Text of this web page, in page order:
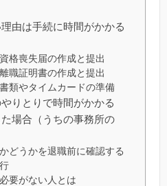
由は手続に時間がかかる
格喪失届の作成と提出
職証明書の作成と提出
類やタイムカードの準備
りとりで時間がかかる
場合（うちの事務所の
どうかを退職前に確認する
要がない人とは